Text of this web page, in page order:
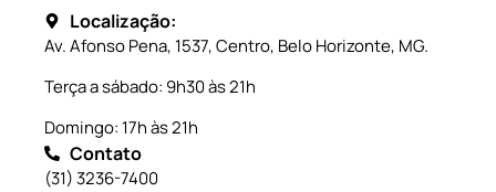
Localização:
Av. Afonso Pena, 1537, Centro, Belo Horizonte, MG.
Terça a sábado: 9h30 às 21h
Domingo: 17h às 21h
Contato
(31) 3236-7400